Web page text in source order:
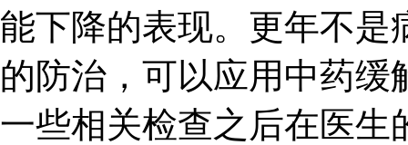
能下降的表现。更年不是
的防治，可以应用中药
一些相关检查之后在医生